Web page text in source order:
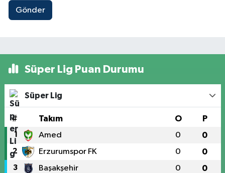
Gönder
Süper Lig Puan Durumu
Süper Lig
# Takım O P
1 Amed 0 0
2 Erzurumspor FK 0 0
3 Başakşehir 0 0